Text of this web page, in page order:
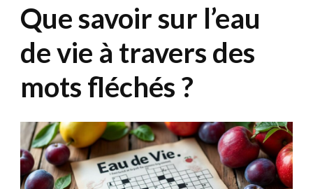
Que savoir sur l’eau
de vie à travers des
mots fléchés ?